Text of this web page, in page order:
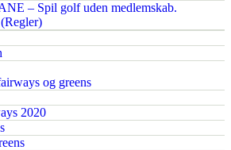
– Spil golf uden medlemskab.
og greens
2020